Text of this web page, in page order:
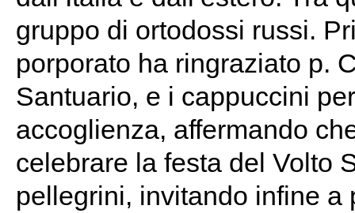
gruppo di ortodossi russi.
porporato ha ringraziato p.
Santuario, e i cappuccini
accoglienza, affermando
celebrare la festa del Volto
pellegrini, invitando infine